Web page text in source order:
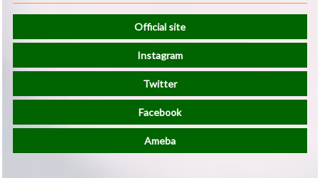
Official site
Instagram
Twitter
Facebook
Ameba